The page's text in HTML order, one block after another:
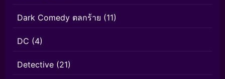
Dark Comedy ตลกร้าย (11)
DC (4)
Detective (21)